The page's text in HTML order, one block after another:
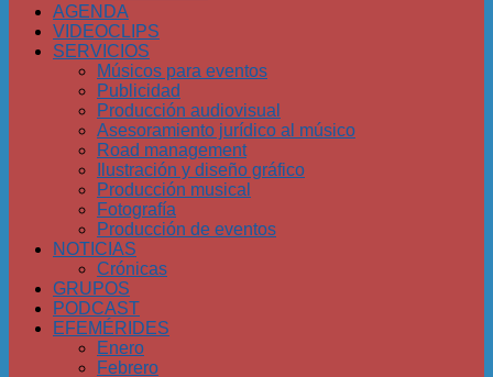
AGENDA
VIDEOCLIPS
SERVICIOS
Músicos para eventos
Publicidad
Producción audiovisual
Asesoramiento jurídico al músico
Road management
Ilustración y diseño gráfico
Producción musical
Fotografía
Producción de eventos
NOTICIAS
Crónicas
GRUPOS
PODCAST
EFEMÉRIDES
Enero
Febrero